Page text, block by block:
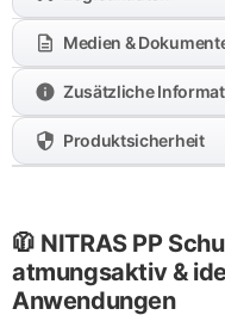
Medien &
Zusätzliche
Produktsicherheit
🧥 NITRAS PP
atmungsaktiv &
Anwendungen